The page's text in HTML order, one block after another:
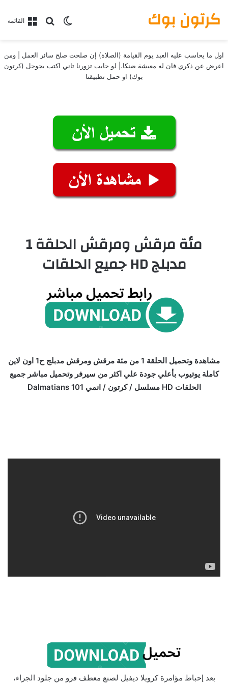
القائمةبحث عن
الوضع المظلم كرتون بوك
اول ما يحاسب عليه العبد يوم القيامة (الصلاة) إن صلحت صلح سائر العمل | ومن
اعرض عن ذكري فان له معيشة ضنكا.| لو حابب تزورنا تاني اكتب بجوجل (كرتون
بوك) او حمل تطبيقنا
مئة مرقش ومرقش الحلقة 1
مدبلج HD جميع الحلقات
مشاهدة وتحميل الحلقة 1 من مئة مرقش ومرقش مدبلج ح1 اون لاين
كاملة يوتيوب بأعلي جودة علي اكثر من سيرفر وتحميل مباشر جميع
الحلقات HD مسلسل / كرتون / انمي 101 Dalmatians
بعد إحباط مؤامرة كرويلا ديفيل لصنع معطف فرو من جلود الجراء،